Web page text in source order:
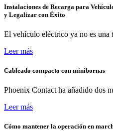
Instalaciones de Recarga para
y Legalizar con Éxito
El vehículo eléctrico ya no es una
Leer más
Cableado compacto con minibornas
Phoenix Contact ha añadido dos
Leer más
Cómo mantener la operación en